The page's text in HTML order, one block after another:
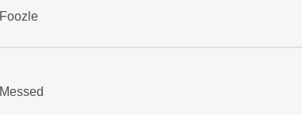
Foozle
Messed